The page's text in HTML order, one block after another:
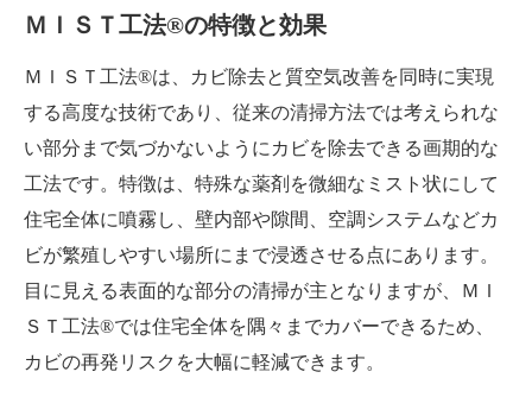
ＭＩＳＴ工法®の特徴と効果
ＭＩＳＴ工法®は、カビ除去と質空気改善を同時に実現
する高度な技術であり、従来の清掃方法では考えられな
い部分まで気づかないようにカビを除去できる画期的な
工法です。特徴は、特殊な薬剤を微細なミスト状にして
住宅全体に噴霧し、壁内部や隙間、空調システムなどカ
ビが繁殖しやすい場所にまで浸透させる点にあります。
目に見える表面的な部分の清掃が主となりますが、ＭＩ
ＳＴ工法®では住宅全体を隅々までカバーできるため、
カビの再発リスクを大幅に軽減できます。